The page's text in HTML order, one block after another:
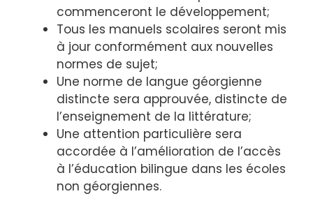
commenceront le développement;
Tous les manuels scolaires seront mis
à jour conformément aux nouvelles
normes de sujet;
Une norme de langue géorgienne
distincte sera approuvée, distincte de
l’enseignement de la littérature;
Une attention particulière sera
accordée à l’amélioration de l’accès
à l’éducation bilingue dans les écoles
non géorgiennes.